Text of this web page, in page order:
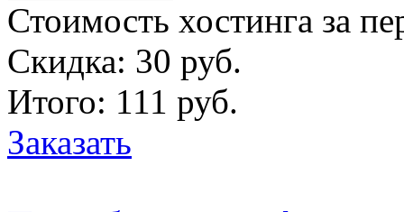
Стоимость хостинга за
Скидка: 30 руб.
Итого: 111 руб.
Заказать